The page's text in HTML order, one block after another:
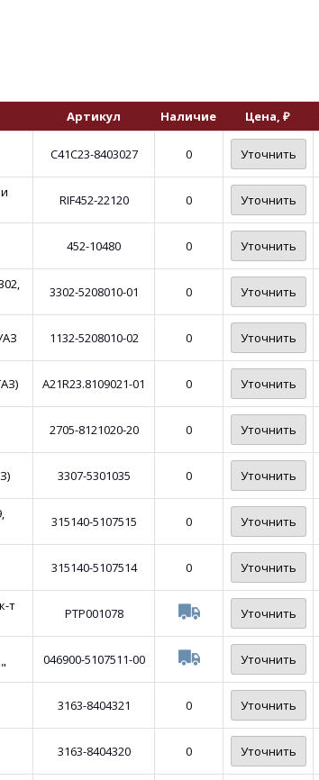
Артикул Наличие Цена, ₽
С41С23-8403027 0 Уточнить
RIF452-22120 0 Уточнить
452-10480 0 Уточнить
3302-5208010-01 0 Уточнить
1132-5208010-02 0 Уточнить
A21R23.8109021-01 0 Уточнить
2705-8121020-20 0 Уточнить
3307-5301035 0 Уточнить
315140-5107515 0 Уточнить
315140-5107514 0 Уточнить
т
PTP001078 Уточнить
046900-5107511-00 Уточнить
3163-8404321 0 Уточнить
3163-8404320 0 Уточнить